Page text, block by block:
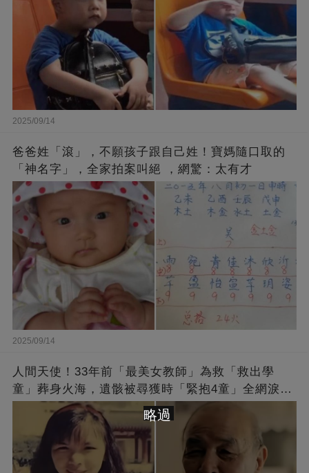
2025/09/14
爸爸姓「滾」，不願孩子跟自己姓！寶媽隨口取的
「神名字」，全家拍案叫絕 ，網驚：太有才
2025/09/14
人間天使！33年前「最美女教師」為救「救出學
童」葬身火海，遺骸被尋獲時「緊抱4童」全網淚
崩：真正的英雄不該被遺忘
略過